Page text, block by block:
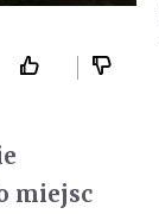
miejsc